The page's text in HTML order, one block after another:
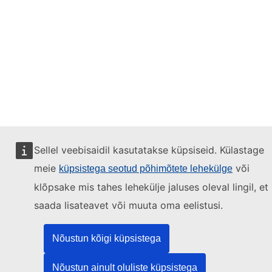
Sellel veebisaidil kasutatakse küpsiseid. Külastage
meie küpsistega seotud põhimõtete lehekülge või
klõpsake mis tahes lehekülje jaluses oleval lingil, et
saada lisateavet või muuta oma eelistusi.
Nõustun kõigi küpsistega
Nõustun ainult oluliste küpsistega